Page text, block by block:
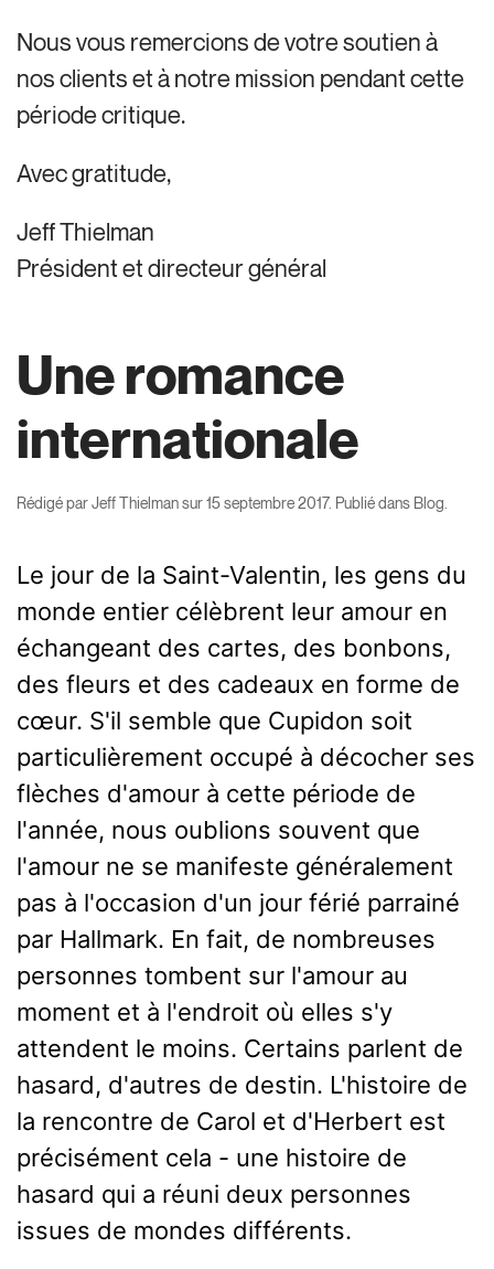
Nous vous remercions de votre soutien à
nos clients et à notre mission pendant cette
période critique.
Avec gratitude,
Jeff Thielman
Président et directeur général
Une romance
internationale
Rédigé parJeff Thielmansur15 septembre 2017. Publié dans Blog
Le jour de la Saint-Valentin, les gens du
monde entier célèbrent leur amour en
échangeant des cartes, des bonbons,
des fleurs et des cadeaux en forme de
cœur. S'il semble que Cupidon soit
particulièrement occupé à décocher ses
flèches d'amour à cette période de
l'année, nous oublions souvent que
l'amour ne se manifeste généralement
pas à l'occasion d'un jour férié parrainé
par Hallmark. En fait, de nombreuses
personnes tombent sur l'amour au
moment et à l'endroit où elles s'y
attendent le moins. Certains parlent de
hasard, d'autres de destin. L'histoire de
la rencontre de Carol et d'Herbert est
précisément cela - une histoire de
hasard qui a réuni deux personnes
issues de mondes différents.